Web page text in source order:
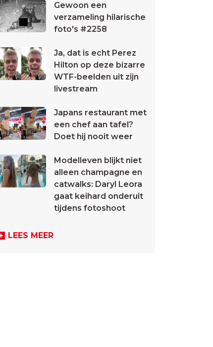
Gewoon een
verzameling hilarische
foto's #2258
Ja, dat is echt Perez
Hilton op deze bizarre
WTF-beelden uit zijn
livestream
Japans restaurant met
een chef aan tafel?
Doet hij nooit weer
Modelleven blijkt niet
alleen champagne en
catwalks: Daryl Leora
gaat keihard onderuit
tijdens fotoshoot
LEES MEER